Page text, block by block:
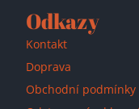
Odkazy
Kontakt
Doprava
Obchodní podmínky